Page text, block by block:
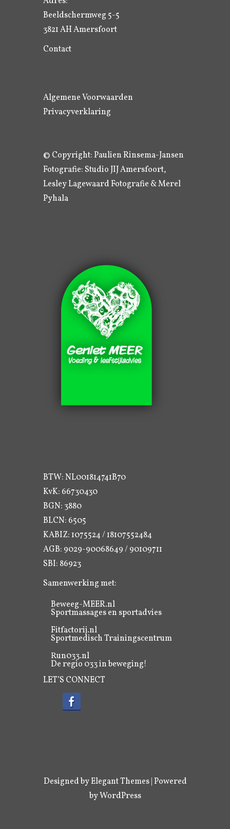
Beeldschermweg 5-5
3821 AH Amersfoort
Contact
Algemene Voorwaarden
Privacyverklaring
© Copyright: Paulien Rinsema-Jansen
Fotografie: Studio JIJ Amersfoort,
Lesley Lagewaard Fotografie & Merel
Pyhala
BTW: NL001814741B70
KvK: 66730430
BGN: 3880
BLCN: 6505
KABIZ: 1075524 / 18107552484
AGB: 9029-90068649 / 90109711
SBI: 86923
Samenwerking met:
Beweeg-MEER.nl
Sportmassages en sportadvies
Fitfactorij.nl
Sportmedisch Trainingscentrum
Run033.nl
De regio 033 in beweging!
LET’S CONNECT
Designed byElegant Themes| Powered
byWordPress